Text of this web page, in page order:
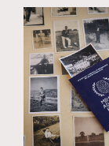
EmpowerF